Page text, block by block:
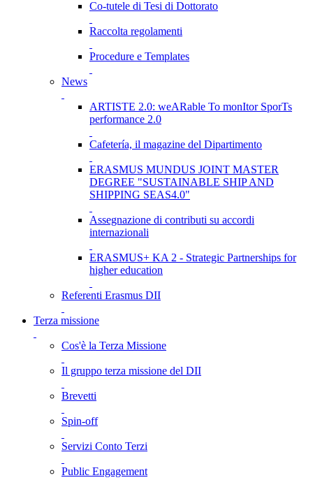
Co-tutele di Tesi di Dottorato
Raccolta regolamenti
Procedure e Templates
News
ARTISTE 2.0: weARable To monItor SporTs
performance 2.0
Cafetería, il magazine del Dipartimento
ERASMUS MUNDUS JOINT MASTER
DEGREE "SUSTAINABLE SHIP AND
SHIPPING SEAS4.0"
Assegnazione di contributi su accordi
internazionali
ERASMUS+ KA 2 - Strategic Partnerships for
higher education
Referenti Erasmus DII
Terza missione
Cos'è la Terza Missione
Il gruppo terza missione del DII
Brevetti
Spin-off
Servizi Conto Terzi
Public Engagement